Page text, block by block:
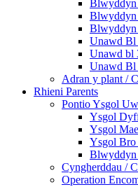
Blwyddyn
Blwyddyn
Blwyddyn
Unawd Bl
Unawd bl
Unawd Bl
Adran y plant /
Rhieni Parents
Pontio Ysgol
Ysgol
Ysgol
Ysgol
Blwyddyn
Cyngherddau /
Operation